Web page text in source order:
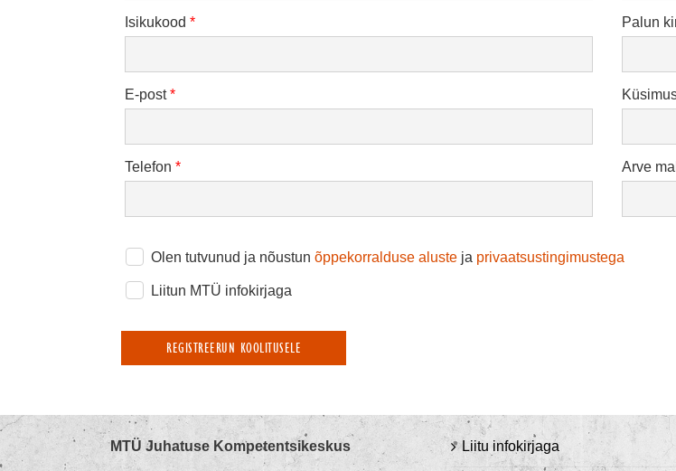
Isikukood * Palun
E-post*
Telefon * Arve
Olen tutvunud ja nõustun õppekorralduse aluste ja privaatsustingimustega
Liitun MTÜ infokirjaga
REGISTREERUN KOOLITUSELE
MTÜ Juhatuse Kompetentsikeskus Liitu infokirjaga